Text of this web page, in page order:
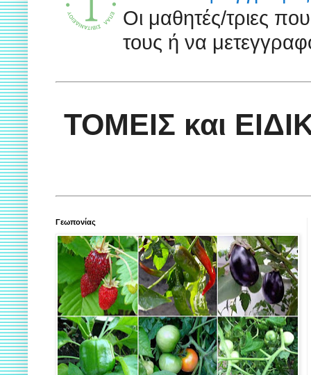
Οι μαθητές/τριες
τους ή να
ΤΟΜΕΙΣ και
Γεωπονίας